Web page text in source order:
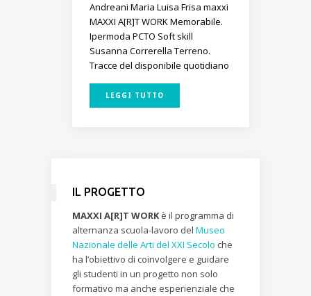
Andreani Maria Luisa Frisa maxxi
MAXXI A[R]T WORKMemorabile.
Ipermoda PCTO Soft skill
Susanna Correrella Terreno.
Tracce del disponibile quotidiano
LEGGI TUTTO
IL PROGETTO
MAXXI A[R]T WORKè il programma di
alternanza scuola-lavoro del Museo
Nazionale delle Arti del XXI Secolo che
ha l’obiettivo di coinvolgere e guidare
gli studenti in un progetto non solo
formativo ma anche esperienziale che